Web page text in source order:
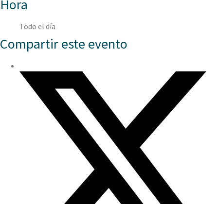
Hora
Todo el día
Compartir este evento